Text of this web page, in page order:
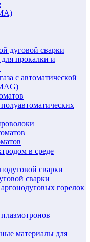
дуговой сварки
прокалки и
с автоматической
в среде
сварки
сварки
горелок
материалы для